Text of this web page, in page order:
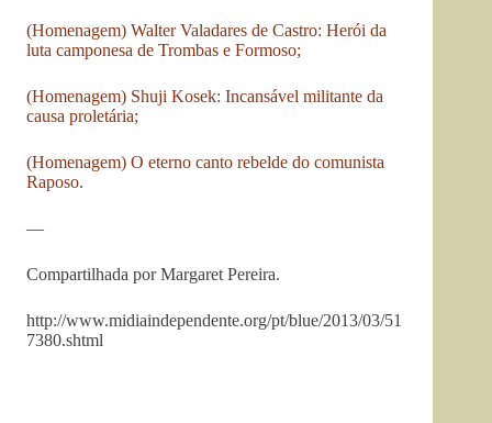
(Homenagem) Walter Valadares de Castro: Herói da
luta camponesa de Trombas e Formoso;
(Homenagem) Shuji Kosek: Incansável militante da
causa proletária;
(Homenagem) O eterno canto rebelde do comunista
Raposo.
—
Compartilhada por Margaret Pereira.
http://www.midiaindependente.org/pt/blue/2013/03/51
7380.shtml